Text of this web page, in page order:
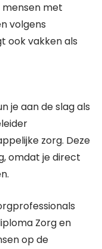
met
volgens
ook vakken als
je aan de slag als
zorg. Deze
omdat je direct
Zorg en
op de